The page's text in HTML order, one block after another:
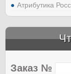
Атрибутика
Заказ №